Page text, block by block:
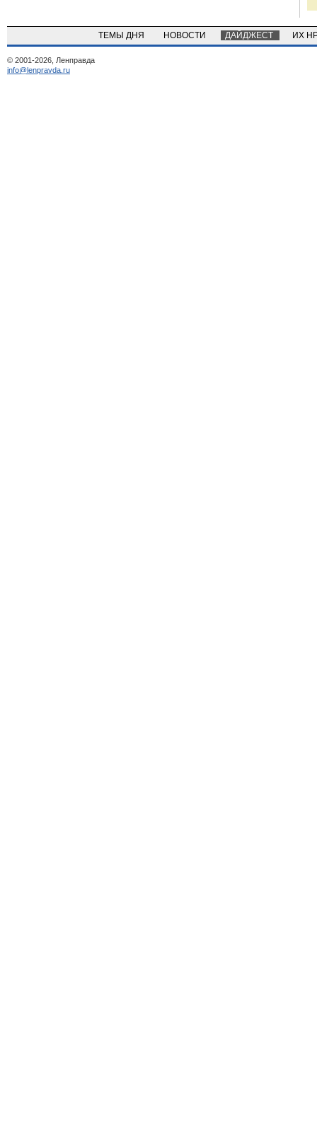
ТЕМЫ ДНЯ НОВОСТИ ДАЙДЖЕСТ ИХ
© 2001-2026, Ленправда
info@lenpravda.ru